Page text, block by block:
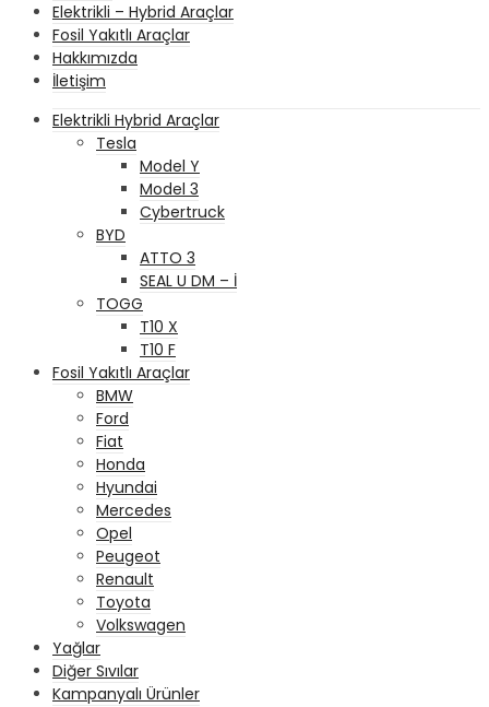
Elektrikli – Hybrid Araçlar
Fosil Yakıtlı Araçlar
Hakkımızda
İletişim
Elektrikli Hybrid Araçlar
Tesla
Model Y
Model 3
Cybertruck
BYD
ATTO 3
SEAL U DM – İ
TOGG
T10 X
T10 F
Fosil Yakıtlı Araçlar
BMW
Ford
Fiat
Honda
Hyundai
Mercedes
Opel
Peugeot
Renault
Toyota
Volkswagen
Yağlar
Diğer Sıvılar
Kampanyalı Ürünler